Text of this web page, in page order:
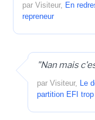
par Visiteur, En
repreneur
"Nan mais
par Visiteur, Le
partition EFI